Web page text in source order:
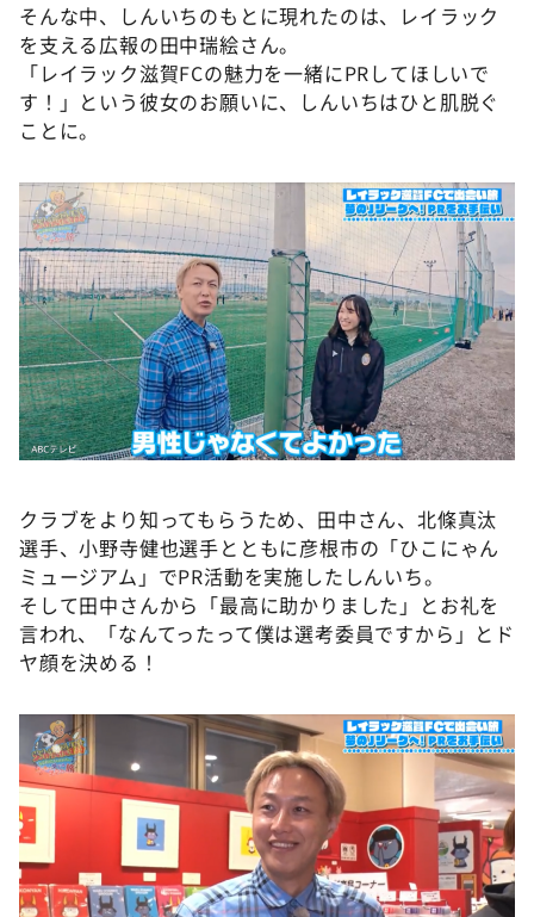
そんな中、しんいちのもとに現れたのは、レイラック
を支える広報の田中瑞絵さん。
「レイラック滋賀FCの魅力を一緒にPRしてほしいで
す！」という彼女のお願いに、しんいちはひと肌脱ぐ
ことに。
クラブをより知ってもらうため、田中さん、北條真汰
選手、小野寺健也選手とともに彦根市の「ひこにゃん
ミュージアム」でPR活動を実施したしんいち。
そして田中さんから「最高に助かりました」とお礼を
言われ、「なんてったって僕は選考委員ですから」とド
ヤ顔を決める！